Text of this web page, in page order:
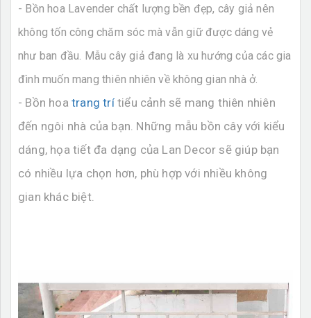
- Bồn hoa Lavender chất lượng bền đẹp, cây giả nên
không tốn công chăm sóc mà vẫn giữ được dáng vẻ
như ban đầu. Mẫu cây giả đang là xu hướng của các gia
đình muốn mang thiên nhiên về không gian nhà ở.
- Bồn hoa trang trítiểu cảnh sẽ mang thiên nhiên
đến ngôi nhà của bạn. Những mẫu bồn cây với kiểu
dáng, họa tiết đa dạng của Lan Decor sẽ giúp bạn
có nhiều lựa chọn hơn, phù hợp với nhiều không
gian khác biệt.